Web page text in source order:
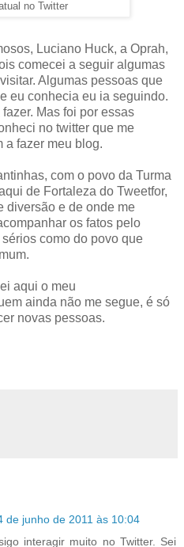
no Twitter
Luciano Huck, a Oprah,
comecei a seguir algumas
Algumas pessoas que
eu conhecia eu ia seguindo.
Mas foi por essas
no twitter que me
a fazer meu blog.
com o povo da Turma
de Fortaleza do Tweetfor,
diversão e de onde me
os fatos pelo
como do povo que
aqui o meu
ainda não me segue, é só
novas pessoas.
de junho de 2011 às 10:04
interagir muito no Twitter. Sei